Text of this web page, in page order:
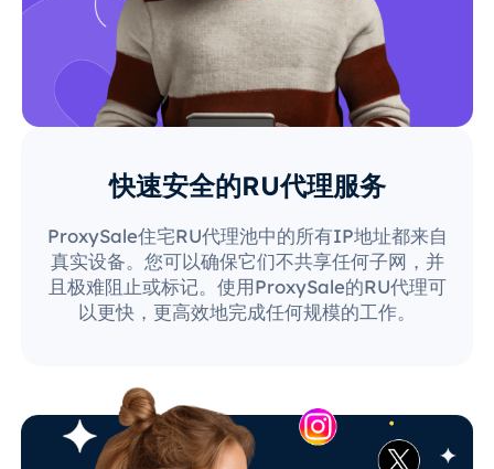
快速安全的RU代理服务
ProxySale住宅RU代理池中的所有IP地址都来自
真实设备。您可以确保它们不共享任何子网，并
且极难阻止或标记。使用ProxySale的RU代理可
以更快，更高效地完成任何规模的工作。